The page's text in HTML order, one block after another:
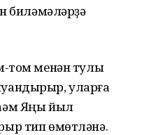
биләмәләрҙә
том менән тулы
уларға
Яңы йыл
тип өмөтләнә.